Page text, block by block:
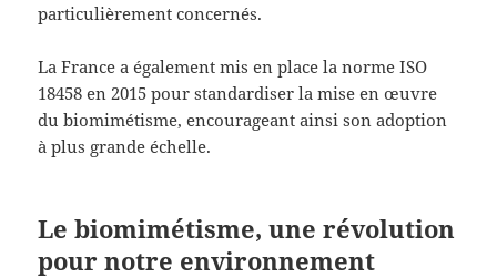
particulièrement concernés.
La France a également mis en place la norme ISO
18458 en 2015 pour standardiser la mise en œuvre
du biomimétisme, encourageant ainsi son adoption
à plus grande échelle.
Le biomimétisme, une révolution
pour notre environnement